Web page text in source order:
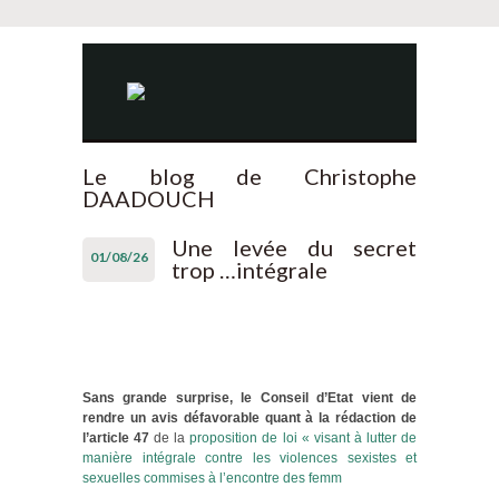
Le blog de Christophe
DAADOUCH
01/08/26
Une levée du secret
trop …intégrale
Sans grande surprise, le Conseil d’Etat vient de
rendre un avis défavorable quant à la rédaction de
l’article 47 de laproposition de loi « visant à lutter de
manière intégrale contre les violences sexistes et
sexuelles commises à l’encontre des femm